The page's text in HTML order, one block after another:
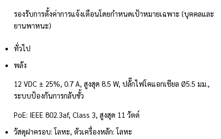
รองรับการตั้งค่าการแจ้งเตือนโดยกำหนดเป้าหมายเฉพาะ (บุคคลและ
ยานพาหนะ)
ทั่วไป
พลัง
12 VDC ± 25%, 0.7 A, สูงสุด 8.5 W, ปลั๊กไฟโคแอกเชียล Ø5.5 มม.,
ระบบป้องกันการกลับขั้ว
PoE: IEEE 802.3af, Class 3, สูงสุด 11 วัตต์
วัสดุฝาครอบ: โลหะ, ตัวเครื่องหลัก: โลหะ